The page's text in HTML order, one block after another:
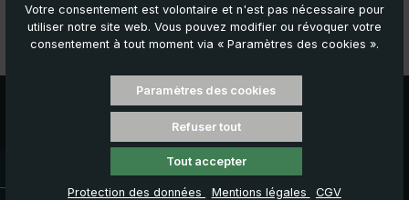
Données techniques
Délai de livraison : 3 à 5 jours ouvrables
Votre consentement est volontaire et n'est pas nécessaire pour
utiliser notre site web. Vous pouvez modifier ou révoquer votre
consentement à tout moment via « Paramètres des cookies ».
Paramètres des cookies
Refuser tout
Tout accepter
Protection des données Mentions légales CGV